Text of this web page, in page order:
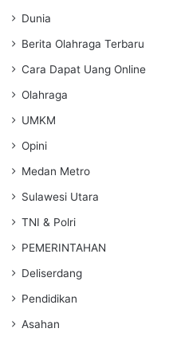
Dunia
Berita Olahraga Terbaru
Cara Dapat Uang Online
Olahraga
UMKM
Opini
Medan Metro
Sulawesi Utara
TNI & Polri
PEMERINTAHAN
Deliserdang
Pendidikan
Asahan